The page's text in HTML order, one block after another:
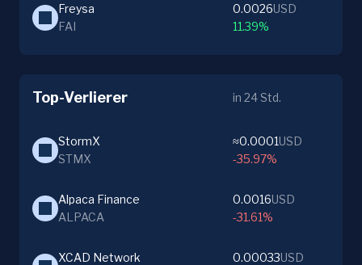
Freysa
FAI
0.0026USD
11.39%
Top-Verlierer in 24 Std.
StormX
STMX
≈0.0001USD
-35.97%
Alpaca Finance
ALPACA
0.0016USD
-31.61%
XCAD Network
0.00033USD